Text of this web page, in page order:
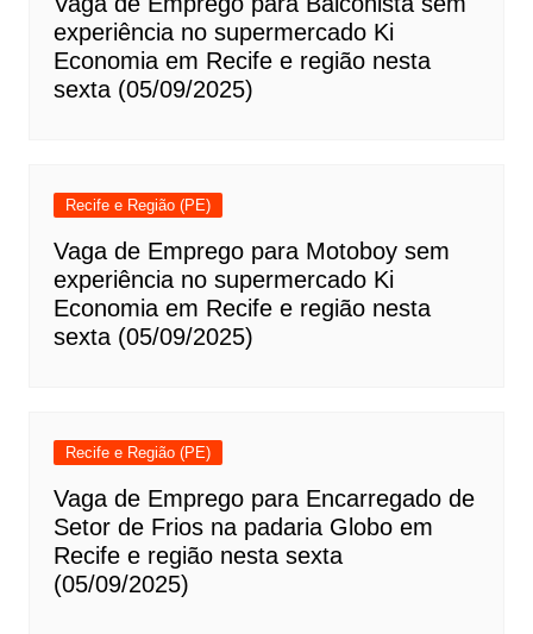
experiência no supermercado Ki
Economia em Recife e região nesta
sexta (05/09/2025)
Recife e Região (PE)
Vaga de Emprego para Motoboy sem
experiência no supermercado Ki
Economia em Recife e região nesta
sexta (05/09/2025)
Recife e Região (PE)
Vaga de Emprego para Encarregado de
Setor de Frios na padaria Globo em
Recife e região nesta sexta
(05/09/2025)